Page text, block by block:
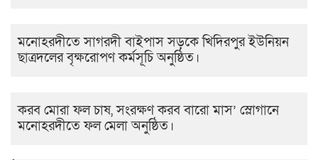
মনোহরদীতে সাগরদী বাইপাস সড়কে খিদিরপুর ইউনিয়ন
ছাত্রদলের বৃক্ষরোপণ কর্মসূচি অনুষ্ঠিত।
করব মোরা ফল চাষ, সংরক্ষণ করব বারো মাস’ স্লোগানে
মনোহরদীতে ফল মেলা অনুষ্ঠিত।